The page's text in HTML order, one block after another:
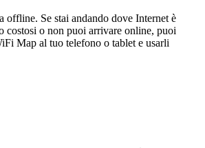
offline. Se stai andando dove Internet è
costosi o non puoi arrivare online, puoi
Map al tuo telefono o tablet e usarli